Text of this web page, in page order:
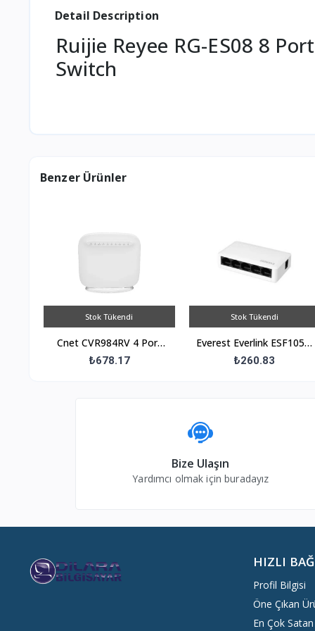
Detail Description
Ruijie Reyee RG-ES08 8
Switch
Benzer Ürünler
Stok Tükendi
Cnet CVR984RV 4 Port
300 Mbps Wireless N
₺678.17
Stok Tükendi
Everest Everlink ESF105 5
Port 10/100 Mbps
₺260.83
Bize Ulaşın
Yardımcı olmak için buradayız
HIZLI
Profil Bilgisi
Öne Çıkan
En Çok